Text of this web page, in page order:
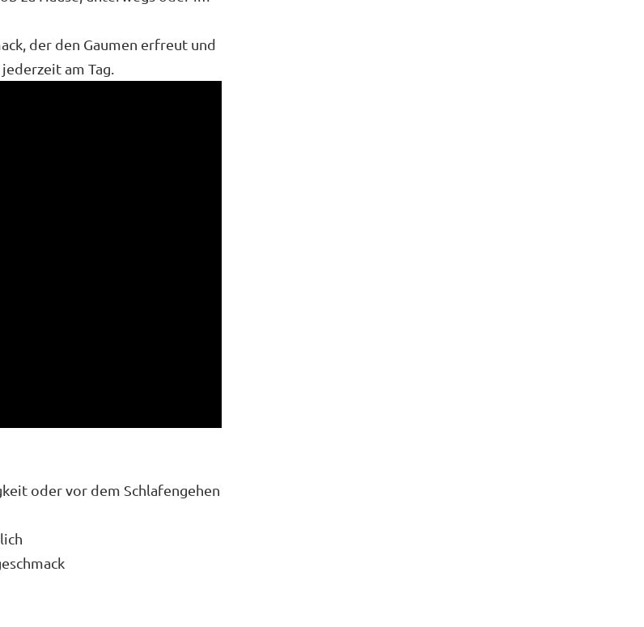
der den Gaumen erfreut und
am Tag.
oder vor dem Schlafengehen